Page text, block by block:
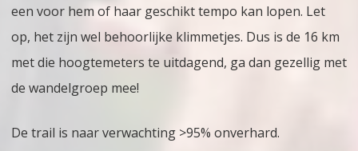
een voor hem of haar geschikt tempo kan lopen. Let
op, het zijn wel behoorlijke klimmetjes. Dus is de 16 km
met die hoogtemeters te uitdagend, ga dan gezellig met
de wandelgroep mee!
De trail is naar verwachting >95% onverhard.